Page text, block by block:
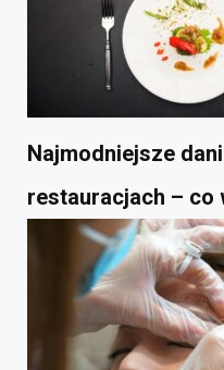
Najmodniejsze
restauracjach – co